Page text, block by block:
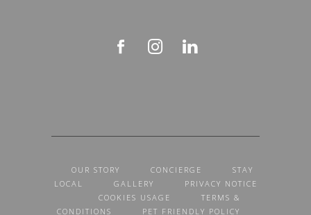
OUR STORY CONCIERGE
STAY
LOCAL
GALLERY
PRIVACY NOTICE
COOKIES USAGE
TERMS &
CONDITIONS
PET FRIENDLY POLICY